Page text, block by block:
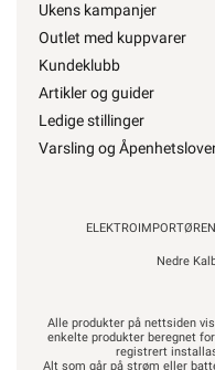
Ukens kampanjer
Outlet med kuppvarer
Kundeklubb
Artikler og guider
Ledige stillinger
Varsling og
Nedre
Alle produkter på nettsiden
enkelte produkter beregnet
registrert
Alt som går på strøm eller